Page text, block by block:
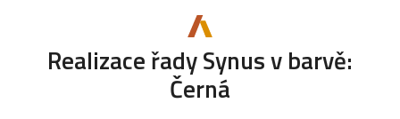
Realizace řady Synus v barvě:
Černá